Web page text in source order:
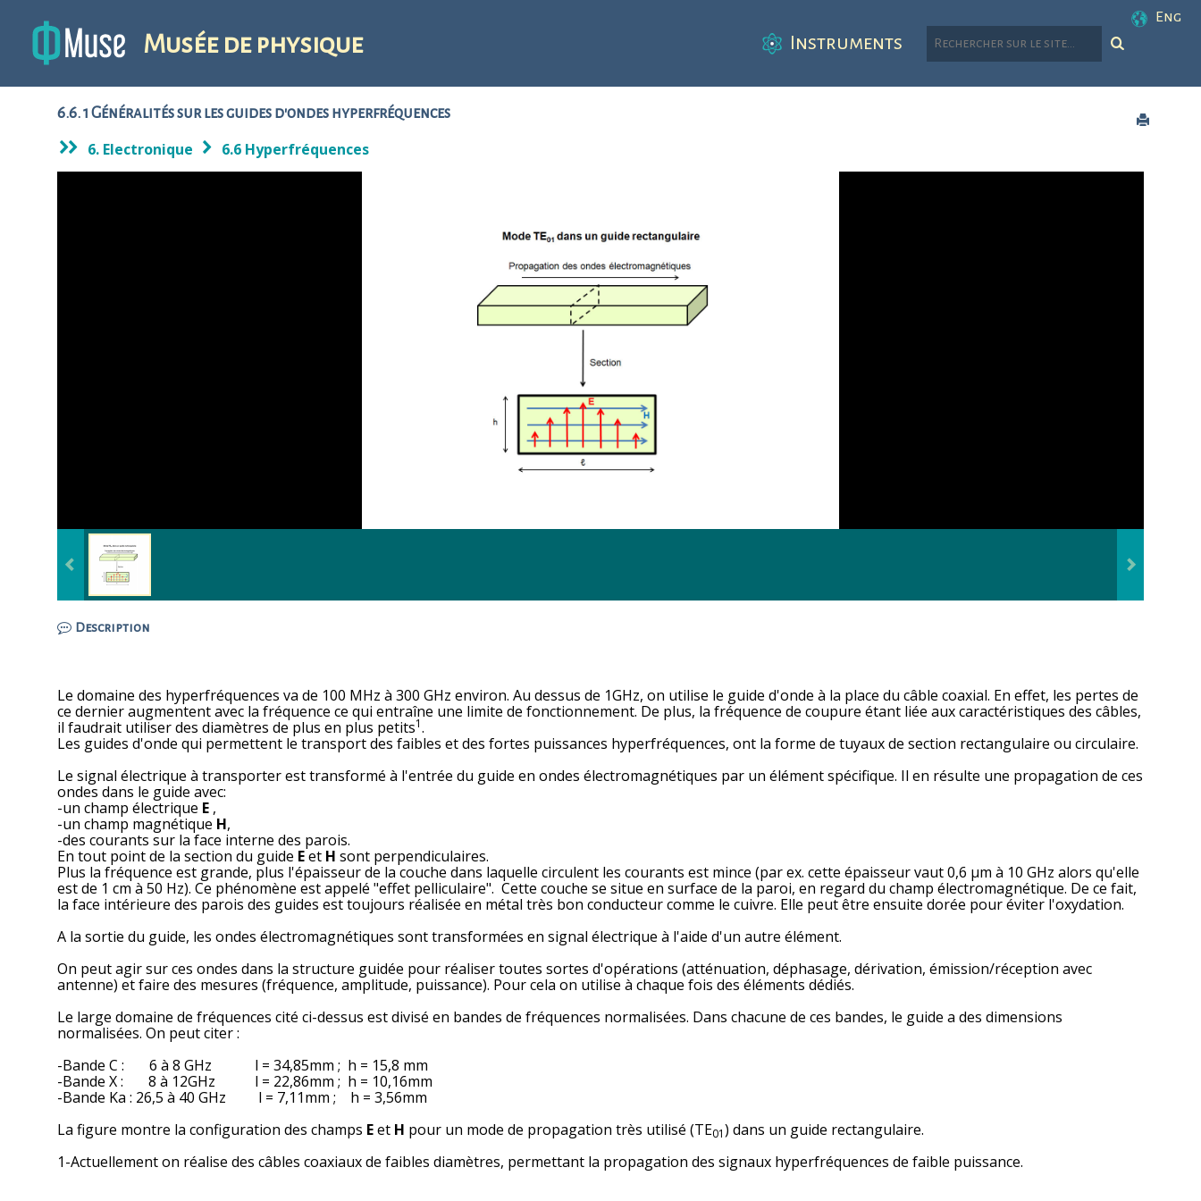
Musée de physique Instruments
Eng
6.6. 1 Généralités sur les guides d'ondes hyperfréquences
6. Electronique 6.6 Hyperfréquences
Description
Le domaine des hyperfréquences va de 100 MHz à 300 GHz environ. Au dessus de 1GHz, on utilise le guide d'onde à la place du câble coaxial. En effet, les pertes de
ce dernier augmentent avec la fréquence ce qui entraîne une limite de fonctionnement. De plus, la fréquence de coupure étant liée aux caractéristiques des câbles,
il faudrait utiliser des diamètres de plus en plus petits1.
Les guides d'onde qui permettent le transport des faibles et des fortes puissances hyperfréquences, ont la forme de tuyaux de section rectangulaire ou circulaire.
Le signal électrique à transporter est transformé à l'entrée du guide en ondes électromagnétiques par un élément spécifique. Il en résulte une propagation de ces
ondes dans le guide avec:
-un champ électrique E ,
-un champ magnétique H,
-des courants sur la face interne des parois.
En tout point de la section du guide Eet H sont perpendiculaires.
Plus la fréquence est grande, plus l'épaisseur de la couche dans laquelle circulent les courants est mince (par ex. cette épaisseur vaut 0,6 µm à 10 GHz alors qu'elle
est de 1 cm à 50 Hz). Ce phénomène est appelé "effet pelliculaire". Cette couche se situe en surface de la paroi, en regard du champ électromagnétique. De ce fait,
la face intérieure des parois des guides est toujours réalisée en métal très bon conducteur comme le cuivre. Elle peut être ensuite dorée pour éviter l'oxydation.
A la sortie du guide, les ondes électromagnétiques sont transformées en signal électrique à l'aide d'un autre élément.
On peut agir sur ces ondes dans la structure guidée pour réaliser toutes sortes d'opérations (atténuation, déphasage, dérivation, émission/réception avec
antenne) et faire des mesures (fréquence, amplitude, puissance). Pour cela on utilise à chaque fois des éléments dédiés.
Le large domaine de fréquences cité ci-dessus est divisé en bandes de fréquences normalisées. Dans chacune de ces bandes, le guide a des dimensions
normalisées. On peut citer :
-Bande C : 6 à 8 GHz l = 34,85mm ; h = 15,8 mm
-Bande X : 8 à 12GHz l = 22,86mm ; h = 10,16mm
-Bande Ka : 26,5 à 40 GHz l = 7,11mm ; h = 3,56mm
La figure montre la configuration des champs Eet H pour un mode de propagation très utilisé (TE01) dans un guide rectangulaire.
1-Actuellement on réalise des câbles coaxiaux de faibles diamètres, permettant la propagation des signaux hyperfréquences de faible puissance.